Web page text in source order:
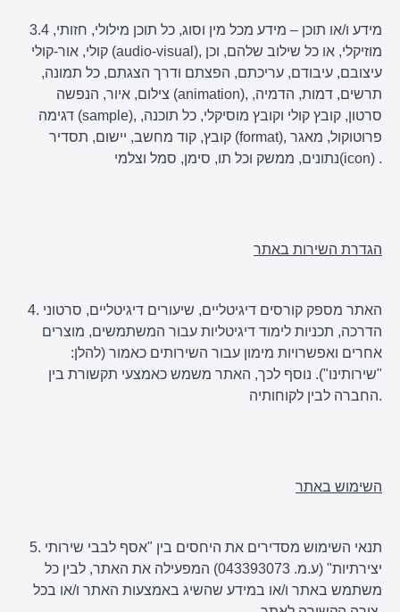
3.4 מידע ו/או תוכן – מידע מכל מין וסוג, כל תוכן מילולי, חזותי,
קולי, אור-קולי (audio-visual), מוזיקלי, או כל שילוב שלהם, וכן
עיצובם, עיבודם, עריכתם, הפצתם ודרך הצגתם, כל תמונה,
צילום, איור, הנפשה (animation), תרשים, דמות, הדמיה,
דגימה (sample), סרטון, קובץ קולי וקובץ מוסיקלי, כל תוכנה,
קובץ, קוד מחשב, יישום, תסדיר (format), פרוטוקול, מאגר
נתונים, ממשק וכל תו, סימן, סמל וצלמי(icon) .
הגדרת השירות באתר
4. האתר מספק קורסים דיגיטליים, שיעורים דיגיטליים, סרטוני
הדרכה, תכניות לימוד דיגיטליות עבור המשתמשים, מוצרים
אחרים ואפשרויות מימון עבור השירותים כאמור (להלן:
"שירותינו"). נוסף לכך, האתר משמש כאמצעי תקשורת בין
החברה לבין לקוחותיה.
השימוש באתר
5. תנאי השימוש מסדירים את היחסים בין "אסף לבבי שירותי
יצירתיות" (ע.מ. 043393073) המפעילה את האתר, לבין כל
משתמש באתר ו/או במידע שהשיג באמצעות האתר ו/או בכל